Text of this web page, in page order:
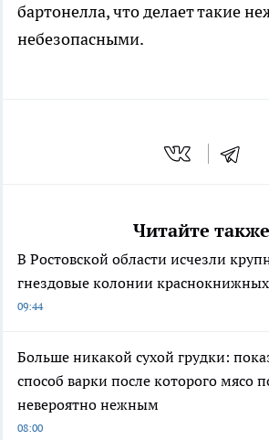
бартонелла, что делает такие
небезопасными.
Читайте
В Ростовской области исчезли
гнездовые колонии
09:44
Больше никакой сухой грудки:
способ варки после которого мясо
невероятно нежным
08:00